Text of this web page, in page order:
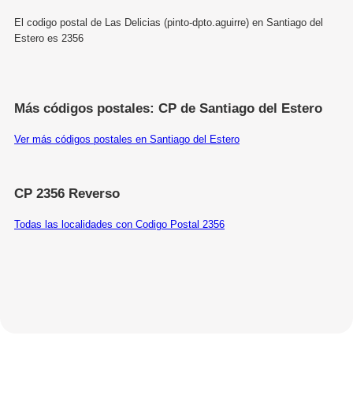
El codigo postal de Las Delicias (pinto-dpto.aguirre) en Santiago del
Estero es 2356
Más códigos postales: CP de Santiago del Estero
Ver más códigos postales en Santiago del Estero
CP 2356 Reverso
Todas las localidades con Codigo Postal 2356